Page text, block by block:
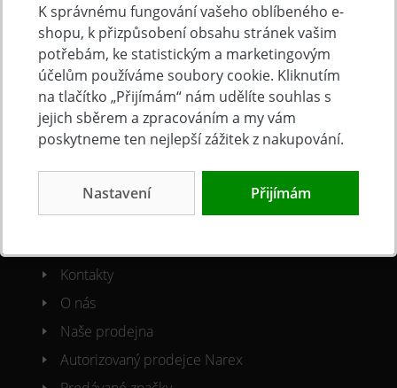
Doprava a platba
Často kladené otázky
Obchodní podmínky
Reklamacni řád
Ochrana osobních údajů
Cookies
O společnosti
Kontakty
O nás
Naše prodejna
Autorizovaný prodejce Narex
K správnému fungování vašeho oblíbeného e-
shopu, k přizpůsobení obsahu stránek vašim
potřebám, ke statistickým a marketingovým
účelům používáme soubory cookie. Kliknutím
na tlačítko „Přijímám“ nám udělíte souhlas s
jejich sběrem a zpracováním a my vám
poskytneme ten nejlepší zážitek z nakupování.
Nastavení Přijímám